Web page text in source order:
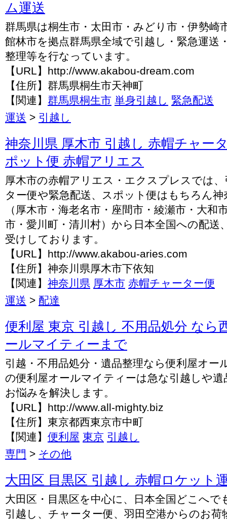
ム運送
群馬県は桐生市・太田市・みどり市・伊勢崎
館林市を拠点群馬県全域で引越し・緊急運送
整理等を行なっています。
【URL】http://www.akabou-dream.com
【住所】群馬県桐生市天神町
【関連】 群馬県桐生市 単身引越し 緊急配送
運送 > 引越し
神奈川県 厚木市 引越し 赤帽チャー
ポット便 赤帽アリエス
厚木市の赤帽アリエス・エクスプレスでは
ター便や緊急配送、スポット便はもちろん神
（厚木市・海老名市・座間市・綾瀬市・大和
市・愛川町・清川村）から日本全国への配送
受けしております。
【URL】http://www.akabou-aries.com
【住所】神奈川県厚木市下依知
【関連】 神奈川県 厚木市 赤帽チャーター便
運送 > 配達
便利屋 東京 引越し 不用品処分 なら
ールマイティーまで
引越・不用品処分・遺品整理なら便利屋オー
の便利屋オールマイティーは急な引越しや
お悩みを解決します。
【URL】http://www.all-mighty.biz
【住所】東京都西東京市中町
【関連】 便利屋 東京 引越し
専門 > その他
大田区 目黒区 引越し 赤帽ロケット
大田区・目黒区を中心に、日本全国どこへで
引越し、チャーター便、羽田空港からのお荷